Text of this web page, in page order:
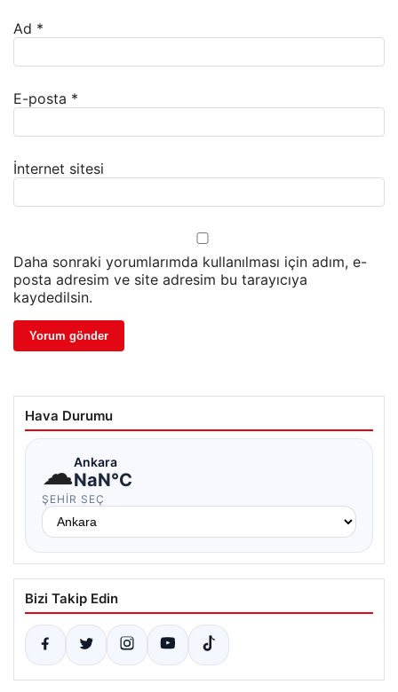
Ad *
E-posta *
İnternet sitesi
Daha sonraki yorumlarımda kullanılması için adım, e-
posta adresim ve site adresim bu tarayıcıya
kaydedilsin.
Hava Durumu
☁Ankara
NaN°C
ŞEHIR SEÇ
Bizi Takip Edin